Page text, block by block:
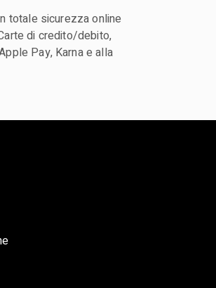
totale sicurezza online
di credito/debito,
Pay, Karna e alla